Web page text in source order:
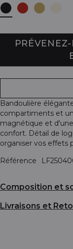
Bandoulière
compartiments et
magnétique et
confort. Détail de
organiser vos effets
Référence
Composition et
Livraisons et